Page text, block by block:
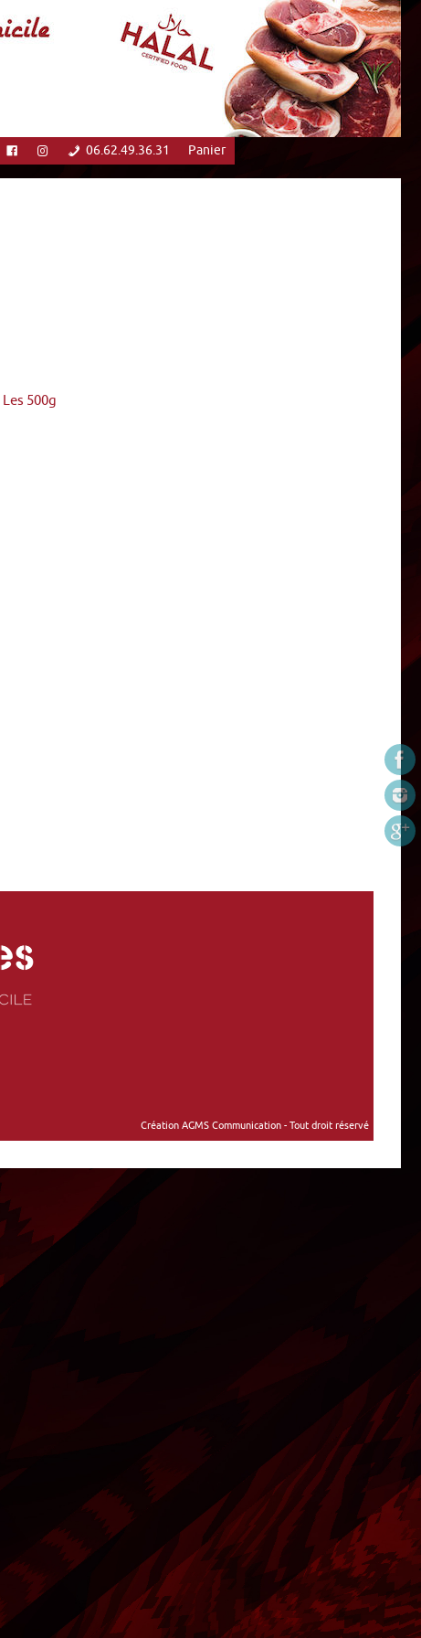
06.62.49.36.31 Panier
Les 500g
Création AGMS Communication - Tout droit réservé